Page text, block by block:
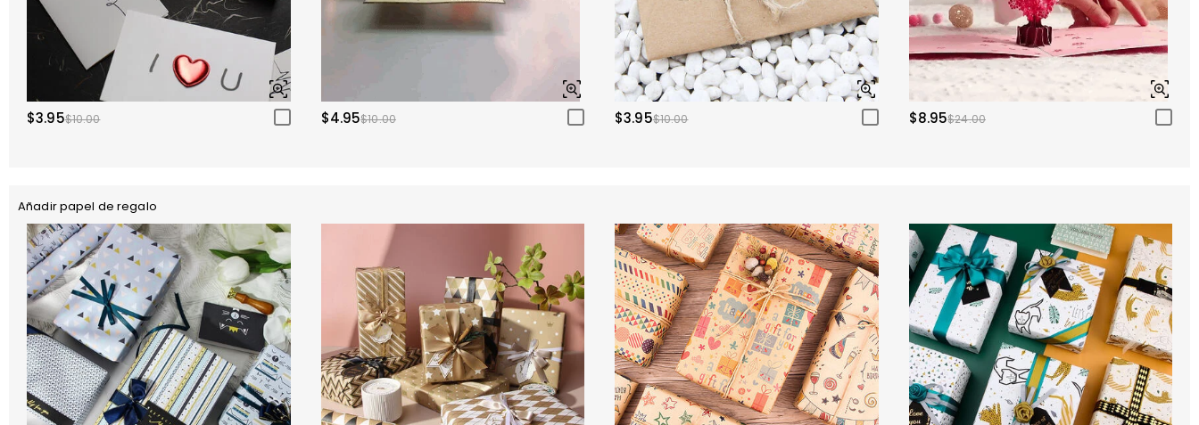
$3.95$10.00 $4.95$10.00 $3.95$10.00 $8.95$24.00
Añadir papel de regalo